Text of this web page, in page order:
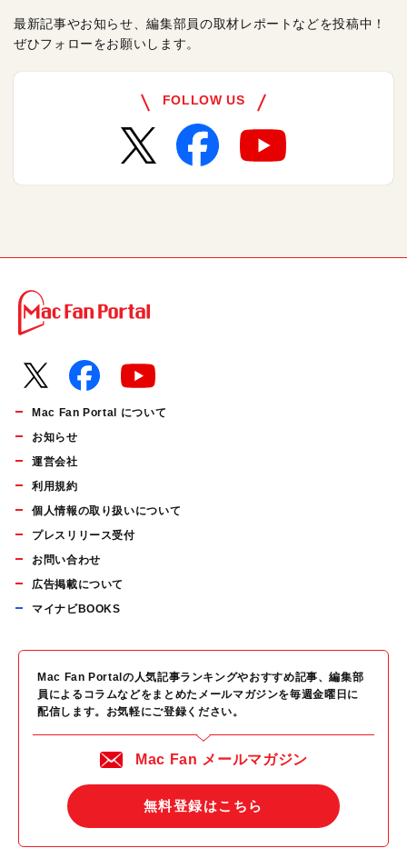
最新記事やお知らせ、編集部員の取材レポートなどを投稿中！
ぜひフォローをお願いします。
FOLLOW US
Mac Fan Portal について
お知らせ
運営会社
利用規約
個人情報の取り扱いについて
プレスリリース受付
お問い合わせ
広告掲載について
マイナビBOOKS
Mac Fan Portalの人気記事ランキングやおすすめ記事、編集部
員によるコラムなどをまとめたメールマガジンを毎週金曜日に
配信します。お気軽にご登録ください。
Mac Fan メールマガジン
無料登録はこちら